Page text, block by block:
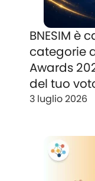
BNESIM è
categorie
Awards
del tuo
3 luglio 2026